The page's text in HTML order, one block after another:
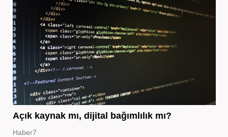
Açık kaynak mı, dijital bağımlılık mı?
Haber7